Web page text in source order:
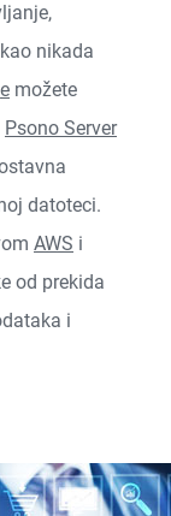
nikada
možete
Psono Server
datoteci.
AWS i
od prekida
i